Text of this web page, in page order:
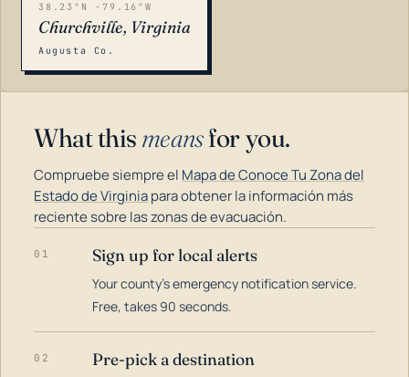
38.23°N -79.16°W
Churchville, Virginia
Augusta Co.
What this meansfor you.
Compruebe siempre el Mapa de Conoce Tu Zona del
Estado de Virginiapara obtener la información más
reciente sobre las zonas de evacuación.
01 Sign up for local alerts
Your county's emergency notification service.
Free, takes 90 seconds.
02 Pre-pick a destination